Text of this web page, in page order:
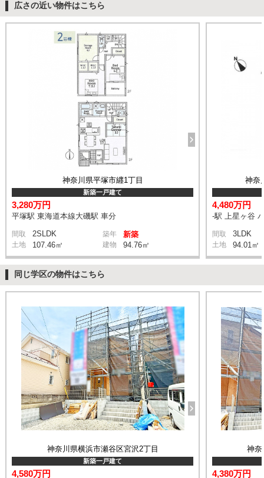
広さの近い物件はこちら
神奈川県平塚市纒1丁目
新築一戸建て
3,280万円
平塚駅 東海道本線大磯駅 車分
間取 2SLDK 築年 新築
土地 107.46㎡ 建物 94.76㎡
神奈
4,480万円
-駅 上星ヶ谷
間取 3LDK
土地 94.01㎡
同じ学区の物件はこちら
神奈川県横浜市瀬谷区宮沢2丁目
新築一戸建て
4,580万円
神奈
4,380万円